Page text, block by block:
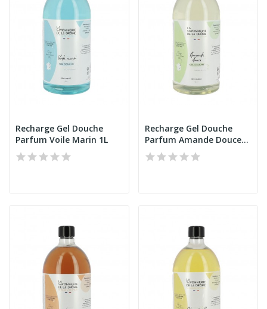
Recharge Gel Douche
Parfum Voile Marin 1L
Recharge Gel Douche
Parfum Amande Douce
1L